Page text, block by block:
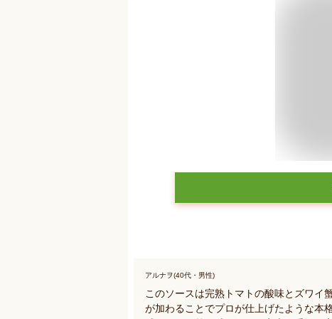
アルナヲ(40代・男性)
このソースは完熟トマトの酸味とズワイ
が加わることでプロが仕上げたような本